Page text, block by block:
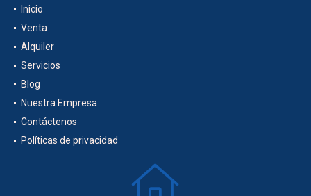
Inicio
Venta
Alquiler
Servicios
Blog
Nuestra Empresa
Contáctenos
Políticas de privacidad